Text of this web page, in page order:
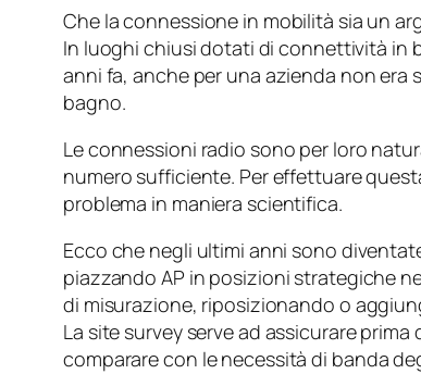
Che la connessione in mobilità sia un
In luoghi chiusi dotati di connettività in
anni fa, anche per una azienda non
bagno.
Le connessioni radio sono per loro
numero sufficiente. Per effettuare
problema in maniera scientifica.
Ecco che negli ultimi anni sono
piazzando AP in posizioni strategiche
di misurazione, riposizionando o
La site survey serve ad assicurare
comparare con le necessità di banda